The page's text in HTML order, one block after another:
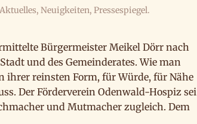
Aktuelles, Neuigkeiten, Pressespiegel.
Bürgermeister Meikel Dörr nach
und des Gemeinderates. Wie man
ihrer reinsten Form, für Würde, für Nähe
Der Förderverein Odenwald-Hospiz sei
und Mutmacher zugleich. Dem